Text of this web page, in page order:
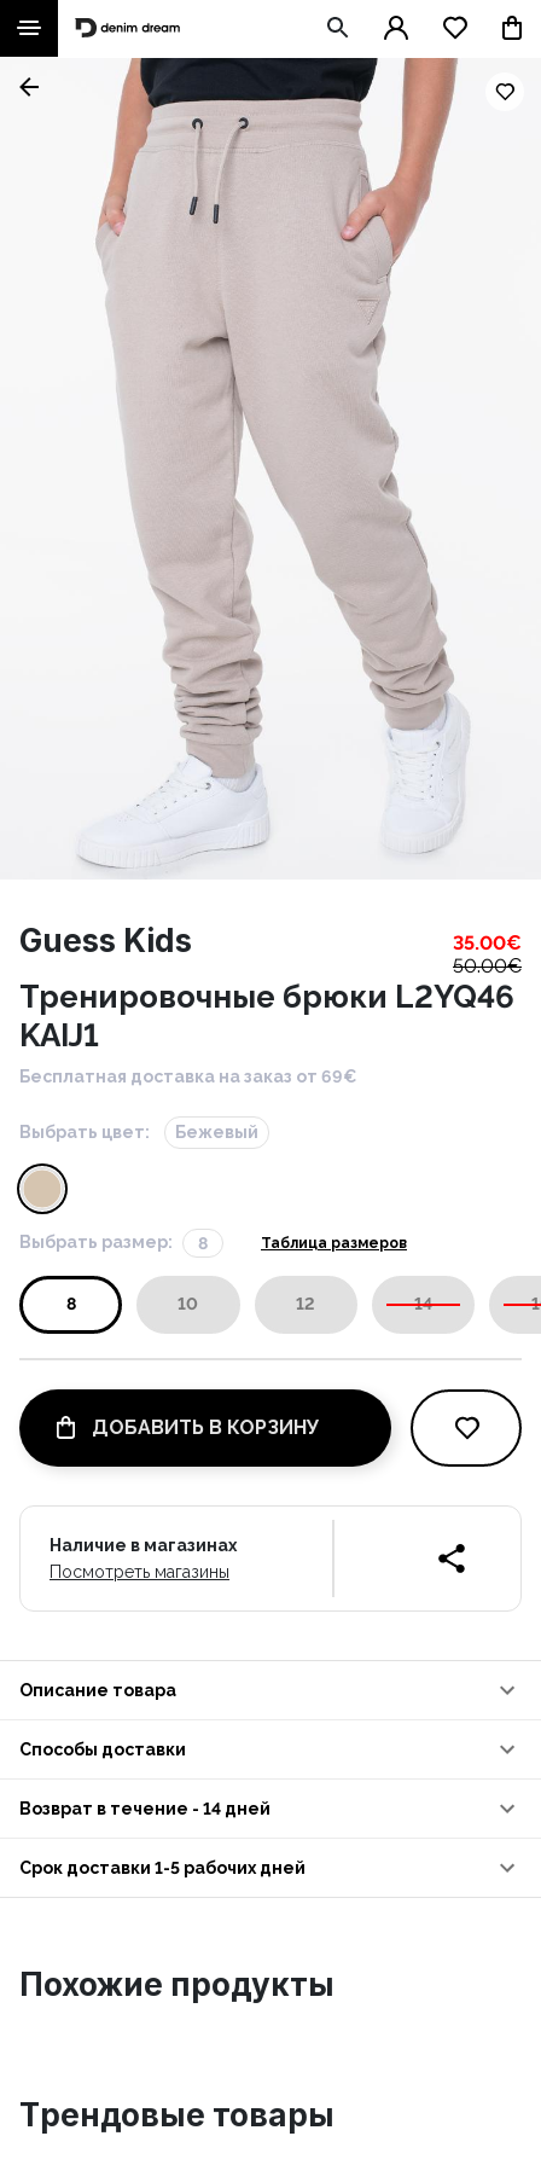
Guess Kids 35.00€
50.00€
Тренировочные брюки L2YQ46
KAIJ1
Бесплатная доставка на заказ от 69€
Выбрать цвет: Бежевый
Выбрать размер: 8 Таблица размеров
8 10 12 14
ДОБАВИТЬ В КОРЗИНУ
Наличие в магазинах
Посмотреть магазины
Описание товара
Способы доставки
Возврат в течение - 14 дней
Срок доставки 1-5 рабочих дней
Похожие продукты
Tрендовые товары